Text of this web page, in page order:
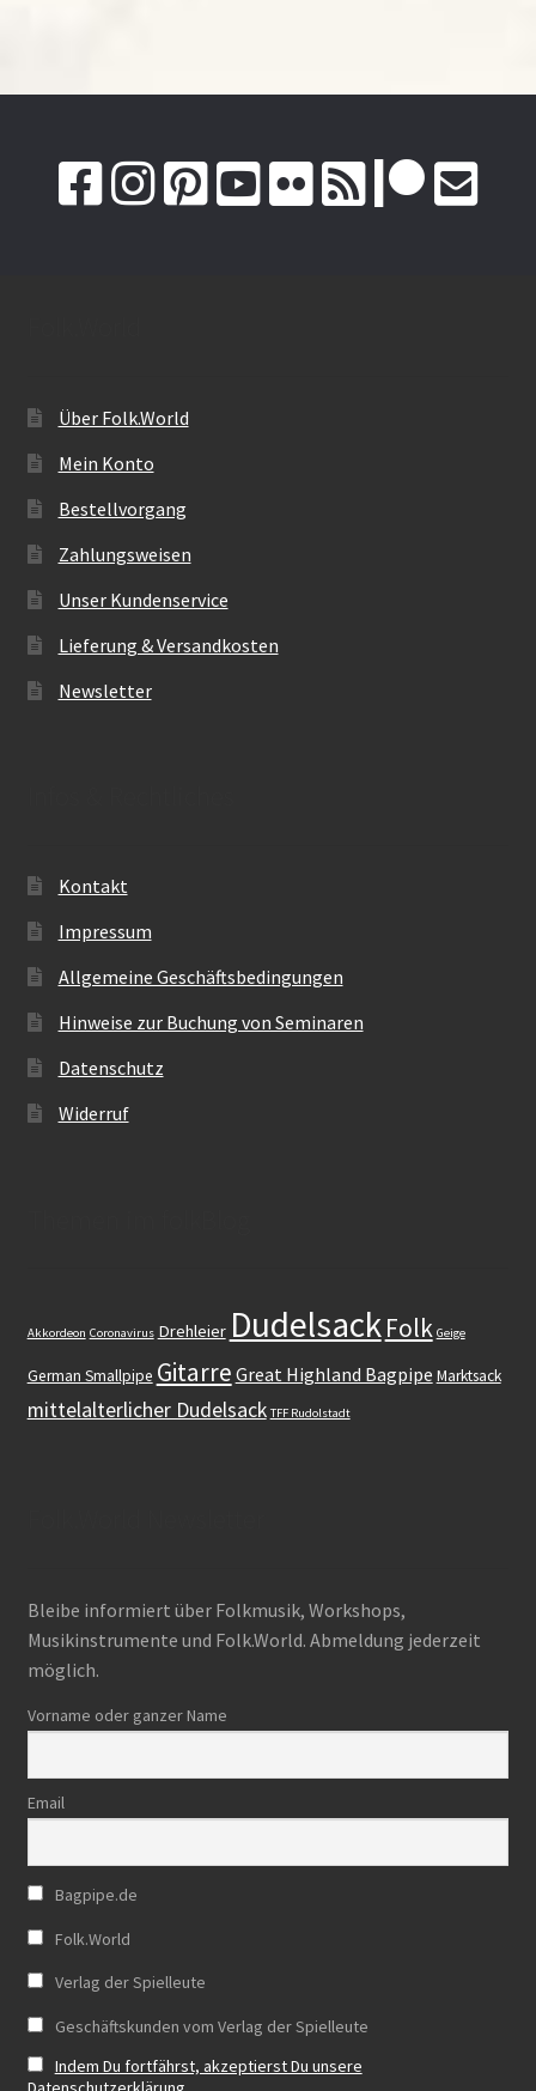
Über Folk.World
Mein Konto
Bestellvorgang
Zahlungsweisen
Unser Kundenservice
Lieferung & Versandkosten
Newsletter
Kontakt
Impressum
Allgemeine Geschäftsbedingungen
Hinweise zur Buchung von Seminaren
Datenschutz
Widerruf
Akkordeon Coronavirus Drehleier DudelsackFolk Geige
German Smallpipe Gitarre Great Highland Bagpipe Marktsack
mittelalterlicher Dudelsack TFF Rudolstadt
Bleibe informiert über Folkmusik, Workshops,
Musikinstrumente und Folk.World. Abmeldung jederzeit
möglich.
Vorname oder ganzer Name
Email
Bagpipe.de
Folk.World
Verlag der Spielleute
Geschäftskunden vom Verlag der Spielleute
Indem Du fortfährst, akzeptierst Du unsere